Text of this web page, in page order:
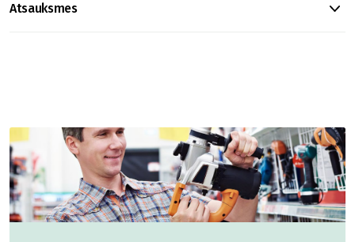
Atsauksmes